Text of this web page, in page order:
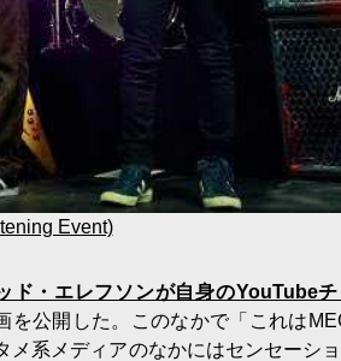
Event)
ド・エレフソンが自身のYouTube
を公開した。このなかで「これは
系メディアのなかにはセンセーシ